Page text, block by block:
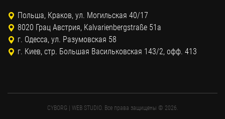
Польша, Краков, ул. Могильская 40/17
8020 Грац Австрия, Kalvarienbergstraße 51a
г. Одесса, ул. Разумовская 58
г. Киев, стр. Большая Васильковская 143/2, офф. 413
CYBORG | WEB STUDIO. Все права защищены © 2026.